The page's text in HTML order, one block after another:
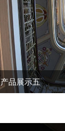
产品展示五